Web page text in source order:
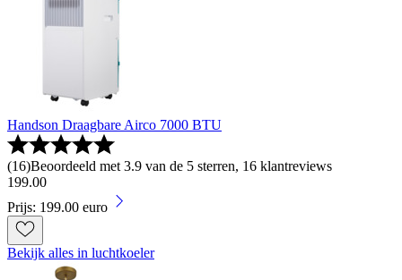
Handson Draagbare Airco 7000 BTU
(16)Beoordeeld met 3.9 van de 5 sterren, 16 klantreviews
199.00
Prijs: 199.00 euro
Bekijk alles in luchtkoeler